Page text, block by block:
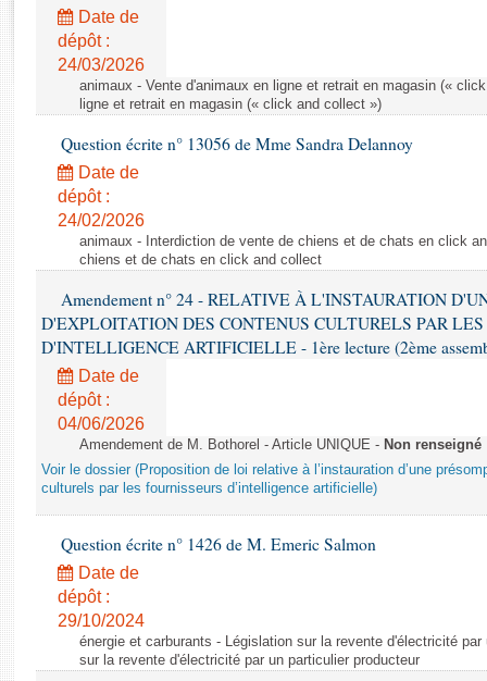
Rapports législatifs
Rapports sur l'application des lois
Baromètre de l’application des lois
Dossiers législatifs
Budget et sécurité sociale
Questions écrites et orales
Comptes rendus des débats
Date de
dépôt :
24/03/2026
animaux - Vente d'animaux en ligne et retrait en magasin («
ligne et retrait en magasin (« click and collect »)
Question écrite n° 13056 de Mme Sandra Delannoy
Date de
dépôt :
24/02/2026
animaux - Interdiction de vente de chiens et de chats en click
chiens et de chats en click and collect
Amendement n° 24 - RELATIVE À L'INSTAURATION
D'EXPLOITATION DES CONTENUS CULTURELS PAR LES
D'INTELLIGENCE ARTIFICIELLE - 1ère lecture (2ème
Date de
dépôt :
04/06/2026
Amendement de M. Bothorel - Article UNIQUE - Non renseigné
Voir le dossier (Proposition de loi relative à l’instauration d’une
culturels par les fournisseurs d’intelligence artificielle)
Question écrite n° 1426 de M. Emeric Salmon
Date de
dépôt :
29/10/2024
énergie et carburants - Législation sur la revente d'électricité
sur la revente d'électricité par un particulier producteur